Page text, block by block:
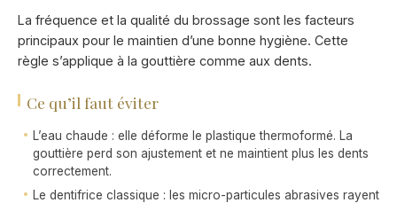
La fréquence et la qualité du brossage sont les facteurs
principaux pour le maintien d’une bonne hygiène. Cette
règle s’applique à la gouttière comme aux dents.
Ce qu’il faut éviter
L’eau chaude : elle déforme le plastique thermoformé. La
gouttière perd son ajustement et ne maintient plus les dents
correctement.
Le dentifrice classique : les micro-particules abrasives rayent